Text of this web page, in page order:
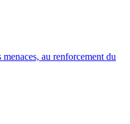
au renforcement du